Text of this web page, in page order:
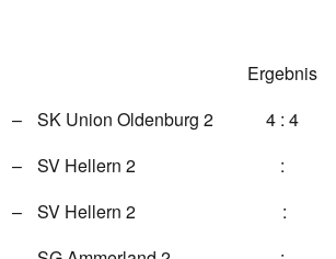
Ergebnis
–
SK Union Oldenburg 2 4 : 4
–
SV Hellern 2 :
–
SV Hellern 2 :